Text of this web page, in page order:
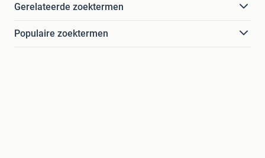
Gerelateerde zoektermen
Populaire zoektermen